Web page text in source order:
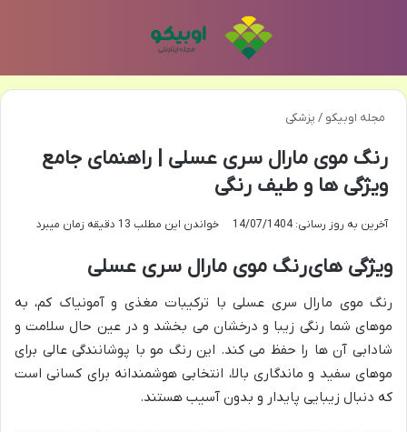
مجله اوبیکو / پزشکی
رنگ موی مارال سری عسلی | راهنمای جامع
ویژگی ها و طیف رنگی
آخرین به روز رسانی: 14/07/1404 خواندن این مطلب 13 دقیقه زمان میبرد
ویژگی های رنگ موی مارال سری عسلی
رنگ موی مارال سری عسلی با ترکیبات مغذی و آمونیاک کم، به
موهای شما رنگی زیبا و درخشان می بخشد و در عین حال سلامت و
شادابی آن ها را حفظ می کند. این رنگ مو با پوشانندگی عالی برای
موهای سفید و ماندگاری بالا، انتخابی هوشمندانه برای کسانی است
که دنبال زیبایی پایدار و بدون آسیب هستند.